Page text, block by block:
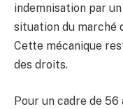
indemnisation par
situation du marché
Cette mécanique
des droits.
Pour un cadre de 56